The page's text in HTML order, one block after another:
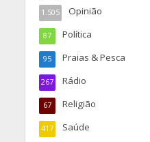
Opinião
1.505
Política
87
Praias & Pesca
95
Rádio
267
Religião
67
Saúde
417